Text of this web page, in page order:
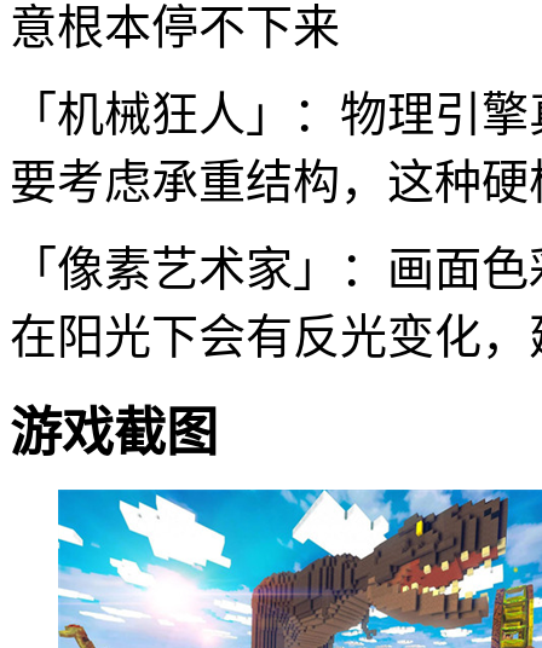
意根本停不下来
「机械狂人」：物理引
要考虑承重结构，这种
「像素艺术家」：画面
在阳光下会有反光变化
游戏截图